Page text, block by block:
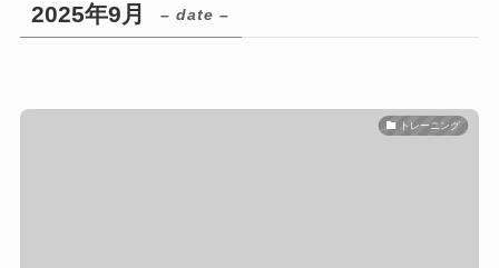
2025年9月 – date –
トレーニング